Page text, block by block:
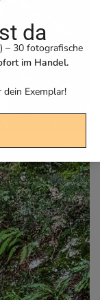
da
– 30 fotografische
im Handel.
dein Exemplar!